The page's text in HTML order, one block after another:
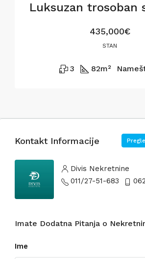
435,000€
STAN
3 82m²
Kontakt Informacije
Divis Nekretnine
011/27-51-683
Imate Dodatna Pitanja o
Ime